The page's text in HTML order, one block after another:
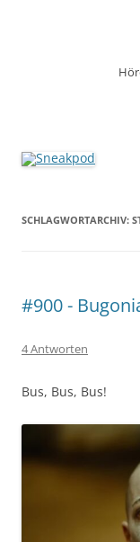
SCHLAGWORTARCHIV:
#900 -
4 Antworten
Bus, Bus, Bus!